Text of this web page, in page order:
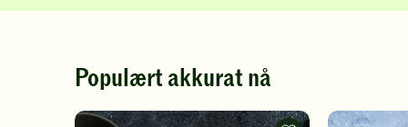
Populært akkurat nå